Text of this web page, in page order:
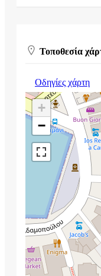
Τοποθεσία
Οδηγίες χάρτη
+
−